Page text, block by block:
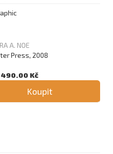
A. NOE
Press, 2008
490.00 Kč
Koupit